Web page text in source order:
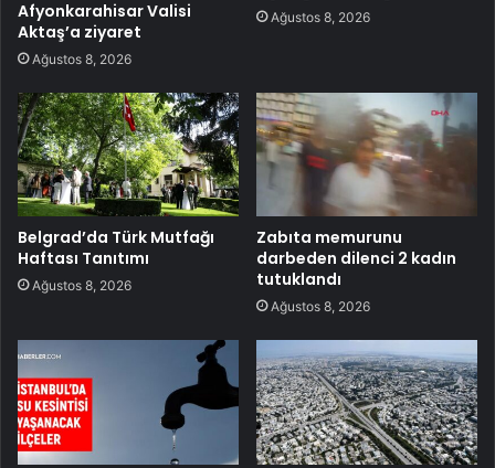
Afyonkarahisar Valisi
Aktaş’a ziyaret
Ağustos 8, 2026
Ağustos 8, 2026
Belgrad’da Türk Mutfağı
Haftası Tanıtımı
Ağustos 8, 2026
Zabıta memurunu
darbeden dilenci 2 kadın
tutuklandı
Ağustos 8, 2026